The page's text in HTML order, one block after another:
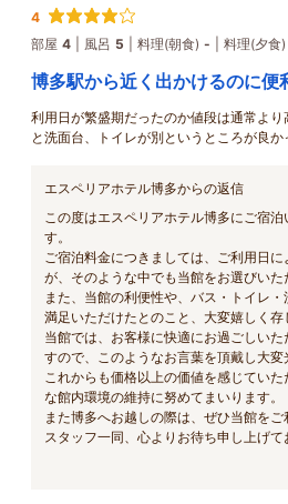
4
部屋 4 風呂 5 料理(朝食) - 料理(夕食)
博多駅から近く出かけるのに便
利用日が繁盛期だったのか値段は通常よ
と洗面台、トイレが別というところが良か
エスペリアホテル博多からの返信
この度はエスペリアホテル博多にご宿
す。
ご宿泊料金につきましては、ご利用日
が、そのような中でも当館をお選びいた
また、当館の利便性や、バス・トイレ
満足いただけたとのこと、大変嬉しく存
当館では、お客様に快適にお過ごしい
すので、このようなお言葉を頂戴し大変
これからも価格以上の価値を感じてい
な館内環境の維持に努めてまいります。
また博多へお越しの際は、ぜひ当館をご
スタッフ一同、心よりお待ち申し上げて